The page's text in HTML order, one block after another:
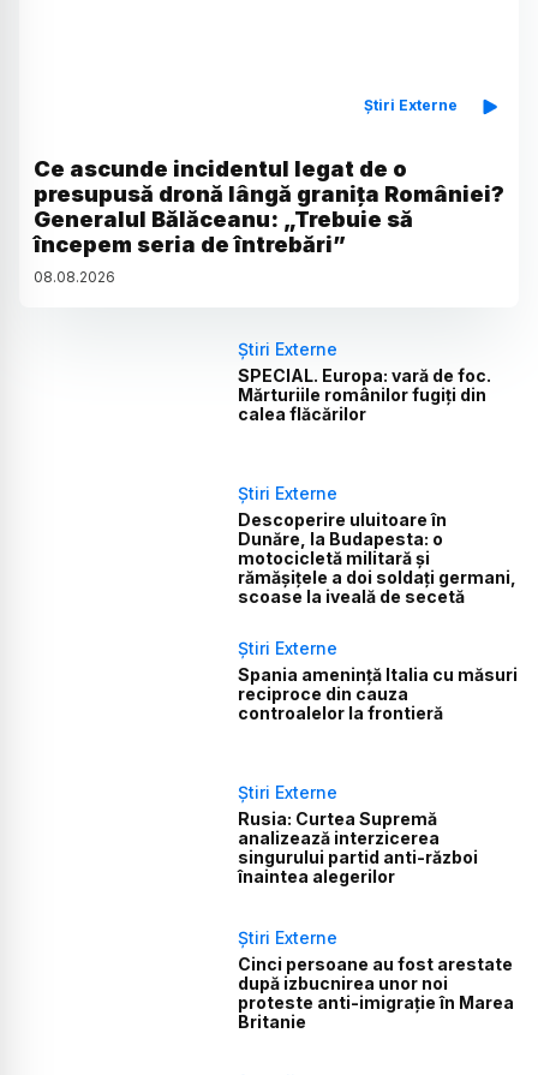
Știri Externe
Ce ascunde incidentul legat de o
presupusă dronă lângă granița României?
Generalul Bălăceanu: „Trebuie să
începem seria de întrebări”
08.08.2026
Știri Externe
SPECIAL. Europa: vară de foc.
Mărturiile românilor fugiți din
calea flăcărilor
Știri Externe
Descoperire uluitoare în
Dunăre, la Budapesta: o
motocicletă militară și
rămășițele a doi soldați germani,
scoase la iveală de secetă
Știri Externe
Spania amenință Italia cu măsuri
reciproce din cauza
controalelor la frontieră
Știri Externe
Rusia: Curtea Supremă
analizează interzicerea
singurului partid anti-război
înaintea alegerilor
Știri Externe
Cinci persoane au fost arestate
după izbucnirea unor noi
proteste anti-imigrație în Marea
Britanie